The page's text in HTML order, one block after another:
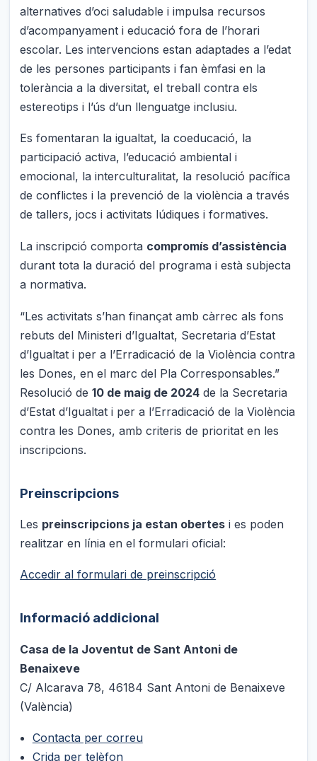
alternatives d’oci saludable i impulsa recursos
d’acompanyament i educació fora de l’horari
escolar. Les intervencions estan adaptades a l’edat
de les persones participants i fan èmfasi en la
tolerància a la diversitat, el treball contra els
estereotips i l’ús d’un llenguatge inclusiu.
Es fomentaran la igualtat, la coeducació, la
participació activa, l’educació ambiental i
emocional, la interculturalitat, la resolució pacífica
de conflictes i la prevenció de la violència a través
de tallers, jocs i activitats lúdiques i formatives.
La inscripció comporta compromís d’assistència
durant tota la duració del programa i està subjecta
a normativa.
“Les activitats s’han finançat amb càrrec als fons
rebuts del Ministeri d’Igualtat, Secretaria d’Estat
d’Igualtat i per a l’Erradicació de la Violència contra
les Dones, en el marc del Pla Corresponsables.”
Resolució de10 de maig de 2024 de la Secretaria
d’Estat d’Igualtat i per a l’Erradicació de la Violència
contra les Dones, amb criteris de prioritat en les
inscripcions.
Preinscripcions
Les preinscripcions ja estan obertes i es poden
realitzar en línia en el formulari oficial:
Accedir al formulari de preinscripció
Informació addicional
Casa de la Joventut de Sant Antoni de
Benaixeve
C/ Alcarava 78, 46184 Sant Antoni de Benaixeve
(València)
Contacta per correu
Crida per telèfon